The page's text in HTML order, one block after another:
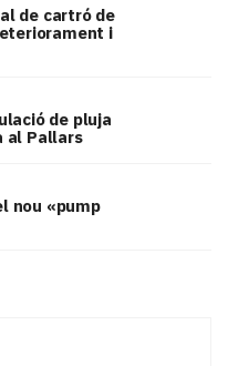
de cartró de
i
de pluja
al Pallars
nou «pump